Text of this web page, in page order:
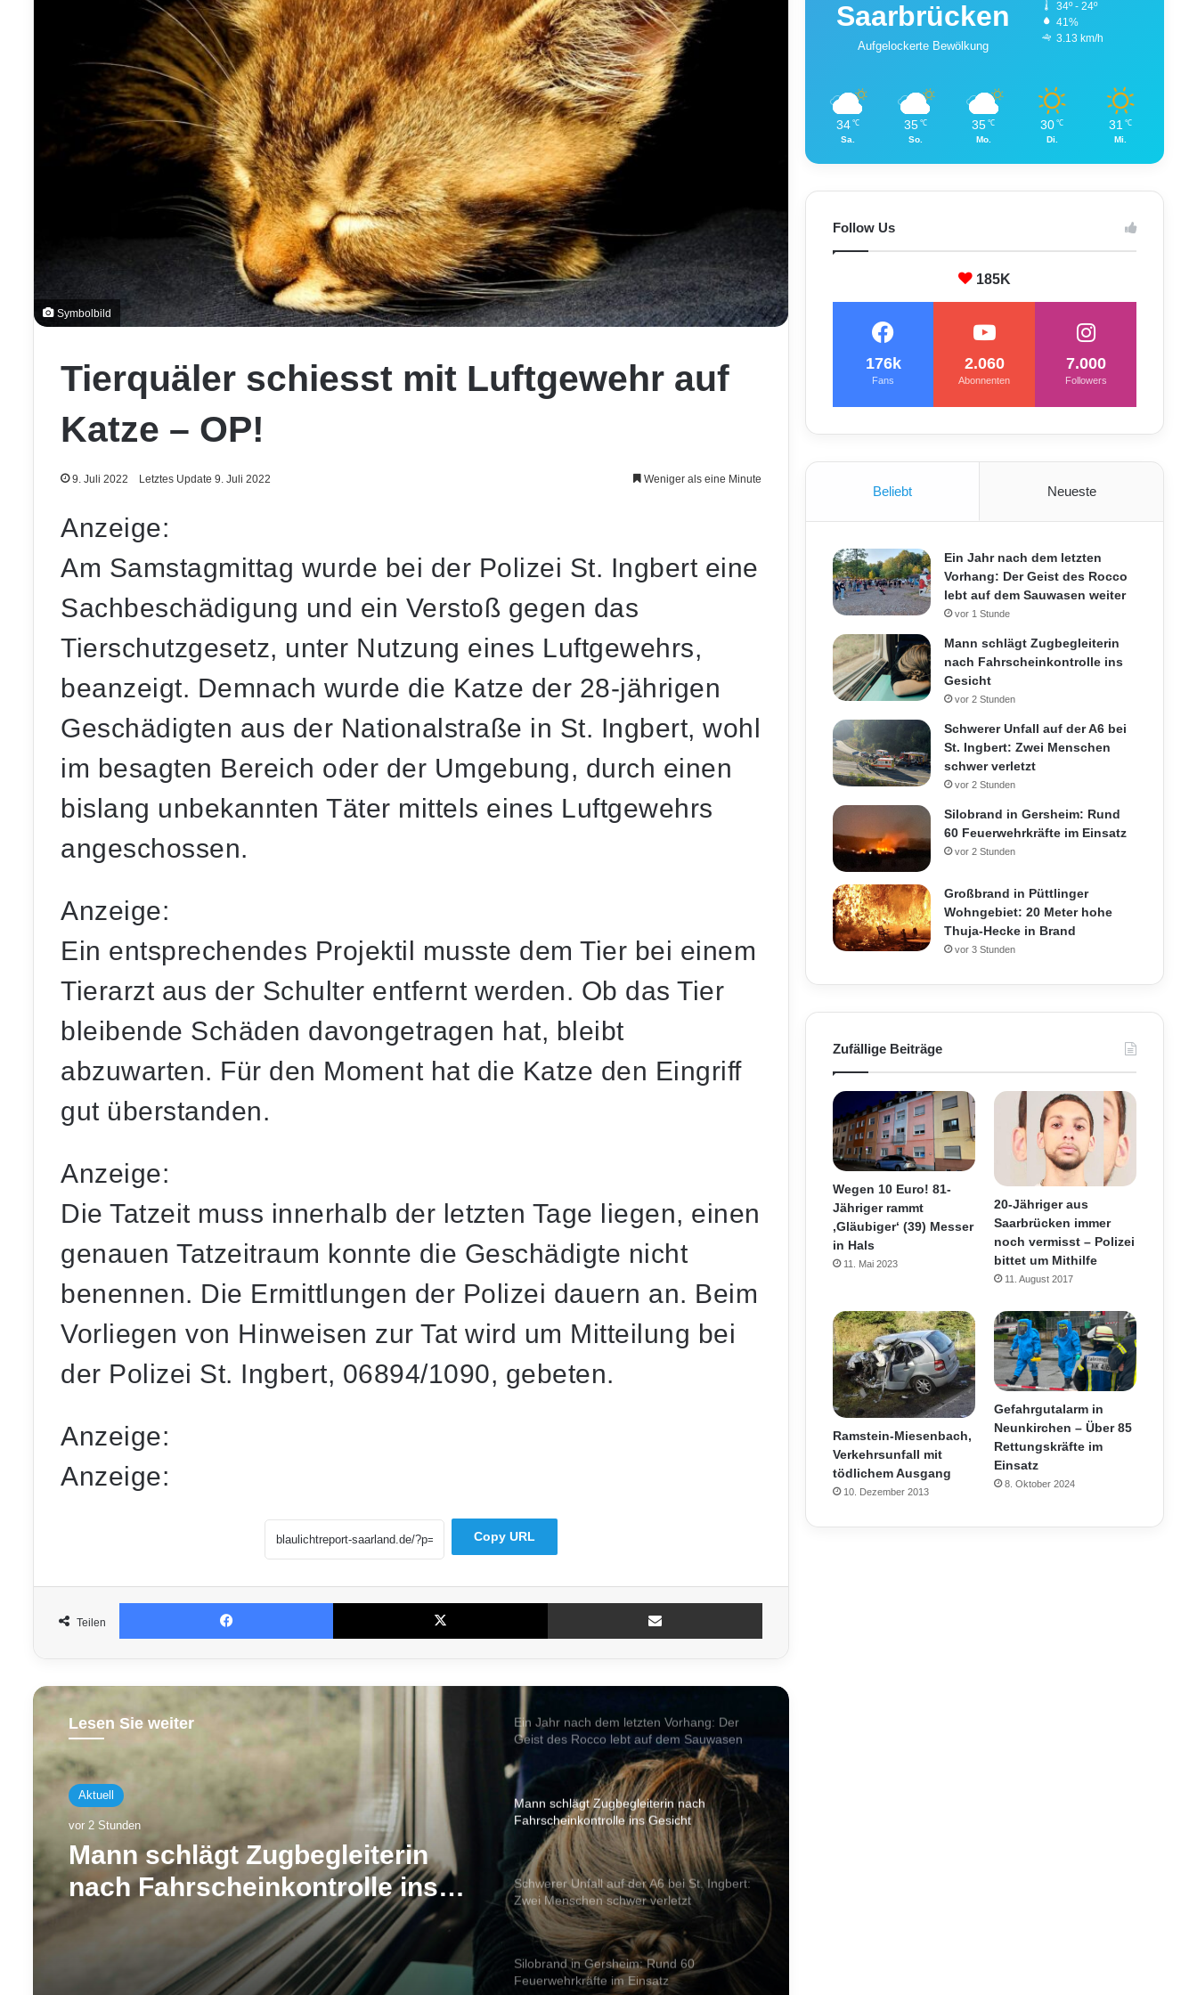
Symbolbild
Tierquäler schiesst mit Luftgewehr auf
Katze – OP!
9. Juli 2022 Letztes Update 9. Juli 2022 Weniger als eine Minute
Anzeige:
Am Samstagmittag wurde bei der Polizei St. Ingbert eine
Sachbeschädigung und ein Verstoß gegen das
Tierschutzgesetz, unter Nutzung eines Luftgewehrs,
beanzeigt. Demnach wurde die Katze der 28-jährigen
Geschädigten aus der Nationalstraße in St. Ingbert, wohl
im besagten Bereich oder der Umgebung, durch einen
bislang unbekannten Täter mittels eines Luftgewehrs
angeschossen.
Anzeige:
Ein entsprechendes Projektil musste dem Tier bei einem
Tierarzt aus der Schulter entfernt werden. Ob das Tier
bleibende Schäden davongetragen hat, bleibt
abzuwarten. Für den Moment hat die Katze den Eingriff
gut überstanden.
Anzeige:
Die Tatzeit muss innerhalb der letzten Tage liegen, einen
genauen Tatzeitraum konnte die Geschädigte nicht
benennen. Die Ermittlungen der Polizei dauern an. Beim
Vorliegen von Hinweisen zur Tat wird um Mitteilung bei
der Polizei St. Ingbert, 06894/1090, gebeten.
Anzeige:
Anzeige:
Copy URL
Teilen
Facebook X
Lesen Sie weiter
Aktuell
vor 2 Stunden
Mann schlägt Zugbegleiterin
nach Fahrscheinkontrolle ins
Gesicht
Gruppierung „Crew 424“ löst sich auf
Ohne Kennzeichen und Helm: Roller-Duo
Ein Jahr nach dem letzten Vorhang: Der
Geist des Rocco lebt auf dem Sauwasen
weiter
Mann schlägt Zugbegleiterin nach
Fahrscheinkontrolle ins Gesicht
Schwerer Unfall auf der A6 bei St. Ingbert:
Zwei Menschen schwer verletzt
Silobrand in Gersheim: Rund 60
Feuerwehrkräfte im Einsatz
Saarbrücken
Aufgelockerte Bewölkung
34º - 24º
41%
3.13 km/h
34 ℃
Sa.
35 ℃
So.
35 ℃
Mo.
30 ℃
Di.
31 ℃
Mi.
Follow Us
185K
176k
Fans
2.060
Abonnenten
7.000
Followers
Beliebt Neueste
Ein Jahr nach dem letzten
Vorhang: Der Geist des Rocco
lebt auf dem Sauwasen weiter
vor 1 Stunde
Mann schlägt Zugbegleiterin
nach Fahrscheinkontrolle ins
Gesicht
vor 2 Stunden
Schwerer Unfall auf der A6 bei
St. Ingbert: Zwei Menschen
schwer verletzt
vor 2 Stunden
Silobrand in Gersheim: Rund
60 Feuerwehrkräfte im Einsatz
vor 2 Stunden
Großbrand in Püttlinger
Wohngebiet: 20 Meter hohe
Thuja-Hecke in Brand
vor 3 Stunden
Zufällige Beiträge
Wegen 10 Euro! 81-
Jähriger rammt
‚Gläubiger‘ (39) Messer
in Hals
11. Mai 2023
20-Jähriger aus
Saarbrücken immer
noch vermisst – Polizei
bittet um Mithilfe
11. August 2017
Ramstein-Miesenbach,
Verkehrsunfall mit
tödlichem Ausgang
10. Dezember 2013
Gefahrgutalarm in
Neunkirchen – Über 85
Rettungskräfte im
Einsatz
8. Oktober 2024